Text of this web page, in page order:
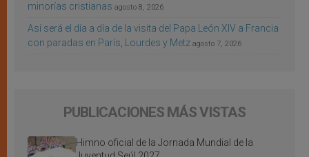
minorías cristianas agosto 8, 2026
Así será el día a día de la visita del Papa León XIV a Francia
con paradas en París, Lourdes y Metz agosto 7, 2026
PUBLICACIONES MÁS VISTAS
Himno oficial de la Jornada Mundial de la